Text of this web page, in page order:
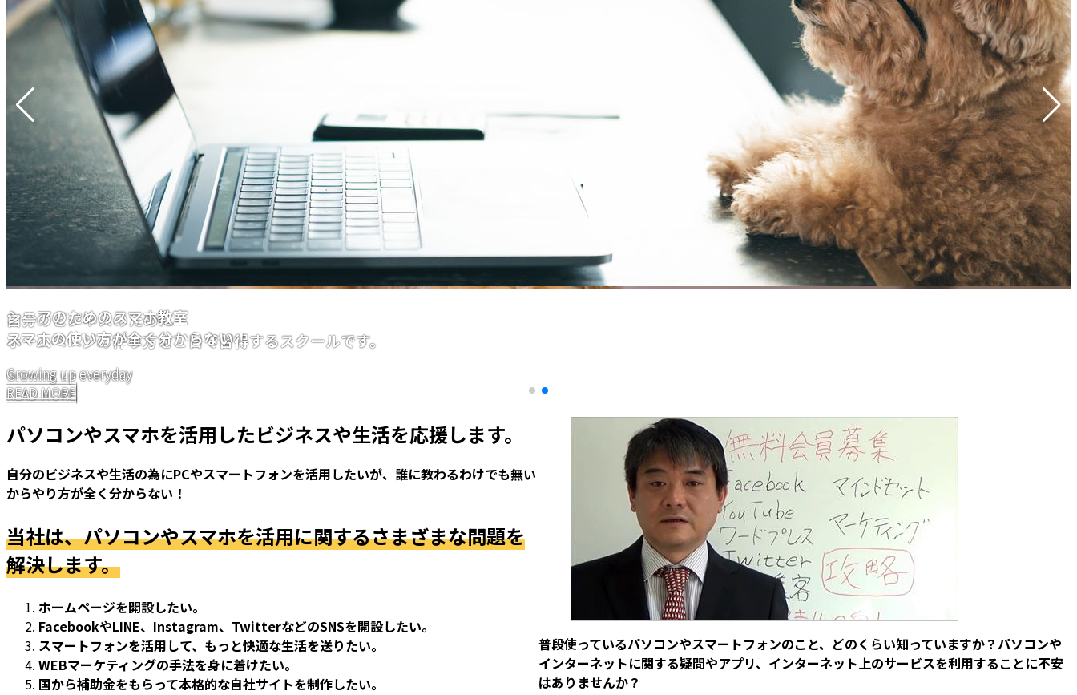
自分のビジネスのために
ホームページの作り方を１日で習得するスクールです。
Growing up everyday
READ MORE
シニアのためのスマホ教室
スマホの使い方が全く分からない！
Growing up everyday
READ MORE
パソコンやスマホを活用したビジネスや生活を応援します。
自分のビジネスや生活の為にPCやスマートフォンを活用したいが、誰に教わるわけでも無い
からやり方が全く分からない！
当社は、パソコンやスマホを活用に関するさまざまな問題を
解決します。
ホームページを開設したい。
FacebookやLINE、Instagram、TwitterなどのSNSを開設したい。
スマートフォンを活用して、もっと快適な生活を送りたい。
WEBマーケティングの手法を身に着けたい。
国から補助金をもらって本格的な自社サイトを制作したい。
普段使っているパソコンやスマートフォンのこと、どのくらい知っていますか？パソコンや
インターネットに関する疑問やアプリ、インターネット上のサービスを利用することに不安
はありませんか？